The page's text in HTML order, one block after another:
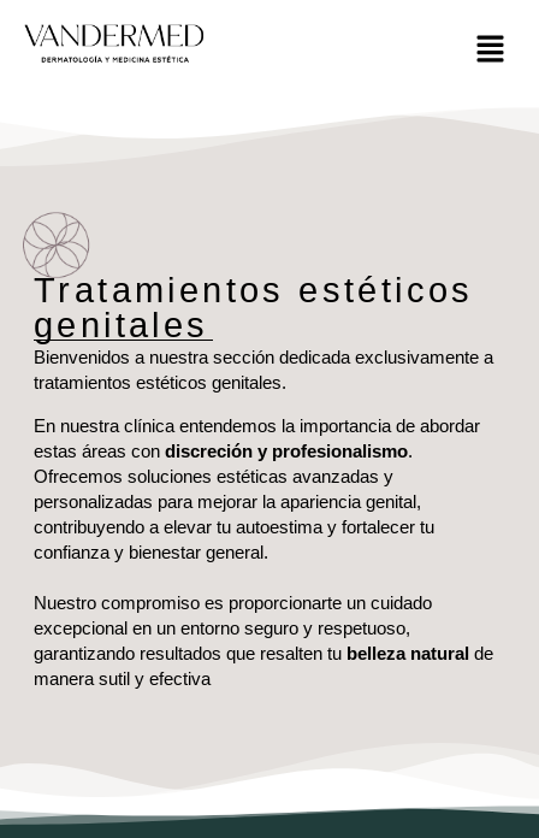
Tratamientos estéticos
genitales
Bienvenidos a nuestra sección dedicada exclusivamente a
tratamientos estéticos genitales.
En nuestra clínica entendemos la importancia de abordar
estas áreas con discreción y profesionalismo.
Ofrecemos soluciones estéticas avanzadas y
personalizadas para mejorar la apariencia genital,
contribuyendo a elevar tu autoestima y fortalecer tu
confianza y bienestar general.
Nuestro compromiso es proporcionarte un cuidado
excepcional en un entorno seguro y respetuoso,
garantizando resultados que resalten tu belleza naturalde
manera sutil y efectiva